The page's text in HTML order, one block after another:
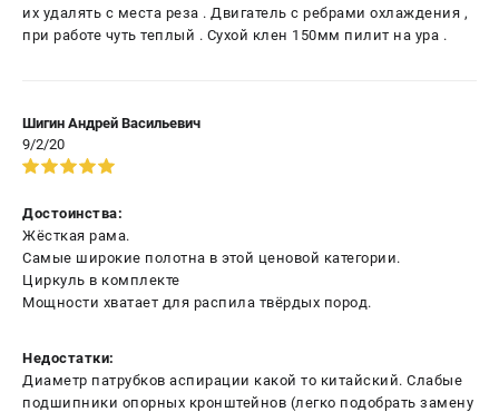
их удалять с места реза . Двигатель с ребрами охлаждения ,
при работе чуть теплый . Сухой клен 150мм пилит на ура .
Шигин Андрей Васильевич
9/2/20
Достоинства:
Жёсткая рама.
Самые широкие полотна в этой ценовой категории.
Циркуль в комплекте
Мощности хватает для распила твёрдых пород.
Недостатки:
Диаметр патрубков аспирации какой то китайский. Слабые
подшипники опорных кронштейнов (легко подобрать замену